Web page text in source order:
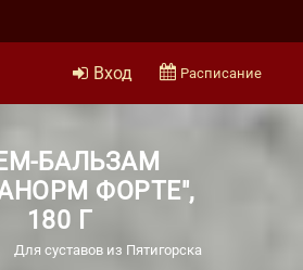
Вход Расписание
БАЛЬЗАМ
ФОРТЕ",
180 Г
Для суставов из Пятигорска